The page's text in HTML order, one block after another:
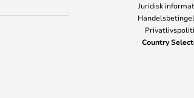
Juridisk
Country